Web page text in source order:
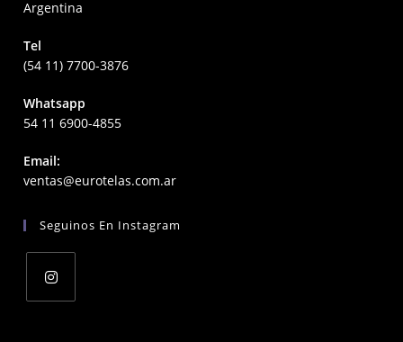
Argentina
Tel
(54 11) 7700-3876
Whatsapp
54 11 6900-4855
Email:
ventas@eurotelas.com.arOpens
application
Seguinos En Instagram